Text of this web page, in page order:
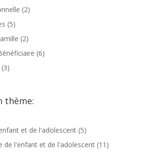
(2)
(5)
(2)
(6)
(3)
thème:
et de l'adolescent(5)
de l'enfant et de l'adolescent(11)